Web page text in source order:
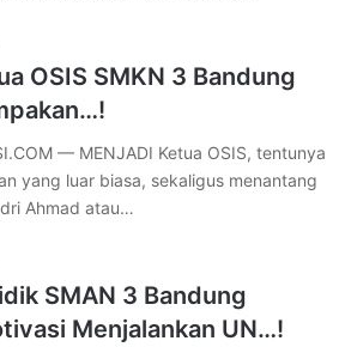
OSIS SMKN 3 Bandung
— MENJADI Ketua OSIS, tentunya
yang luar biasa, sekaligus menantang
Ahmad atau…
SMAN 3 Bandung
Menjalankan UN…!